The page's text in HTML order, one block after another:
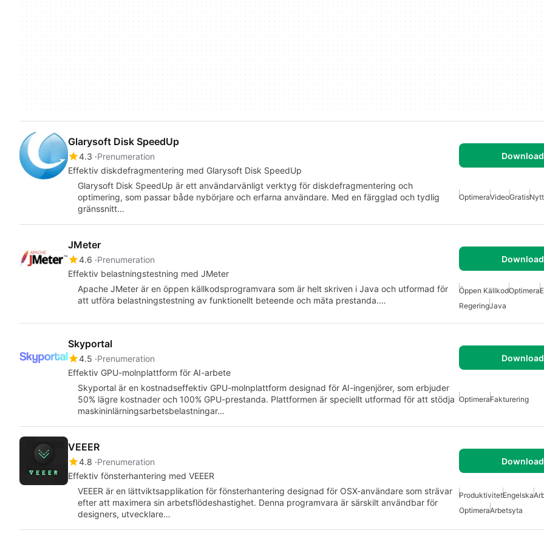
Glarysoft Disk SpeedUp
4.3 Prenumeration
Effektiv diskdefragmentering med Glarysoft Disk SpeedUp
Glarysoft Disk SpeedUp är ett användarvänligt verktyg för diskdefragmentering och
optimering, som passar både nybörjare och erfarna användare. Med en färgglad och tydlig
gränssnitt…
OptimeraVideoGratis
JMeter
4.6 Prenumeration
Effektiv belastningstestning med JMeter
Apache JMeter är en öppen källkodsprogramvara som är helt skriven i Java och utformad för
att utföra belastningstestning av funktionellt beteende och mäta prestanda.…
Öppen KällkodOptimera
RegeringJava
Skyportal
4.5 Prenumeration
Effektiv GPU-molnplattform för AI-arbete
Skyportal är en kostnadseffektiv GPU-molnplattform designad för AI-ingenjörer, som erbjuder
50% lägre kostnader och 100% GPU-prestanda. Plattformen är speciellt utformad för att stödja
maskininlärningsarbetsbelastningar…
OptimeraFakturering
VEEER
4.8 Prenumeration
Effektiv fönsterhantering med VEEER
VEEER är en lättviktsapplikation för fönsterhantering designad för OSX-användare som strävar
efter att maximera sin arbetsflödeshastighet. Denna programvara är särskilt användbar för
designers, utvecklare…
ProduktivitetEngelska
OptimeraArbetsyta